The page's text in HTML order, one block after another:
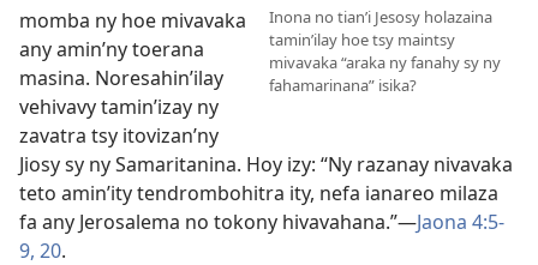
Inona no tian’i Jesosy holazaina
tamin’ilay hoe tsy maintsy
mivavaka “araka ny fanahy sy ny
fahamarinana” isika?
momba ny hoe mivavaka
any amin’ny toerana
masina. Noresahin’ilay
vehivavy tamin’izay ny
zavatra tsy itovizan’ny
Jiosy sy ny Samaritanina. Hoy izy: “Ny razanay nivavaka
teto amin’ity tendrombohitra ity, nefa ianareo milaza
fa any Jerosalema no tokony hivavahana.”—Jaona 4:5-
9, 20.